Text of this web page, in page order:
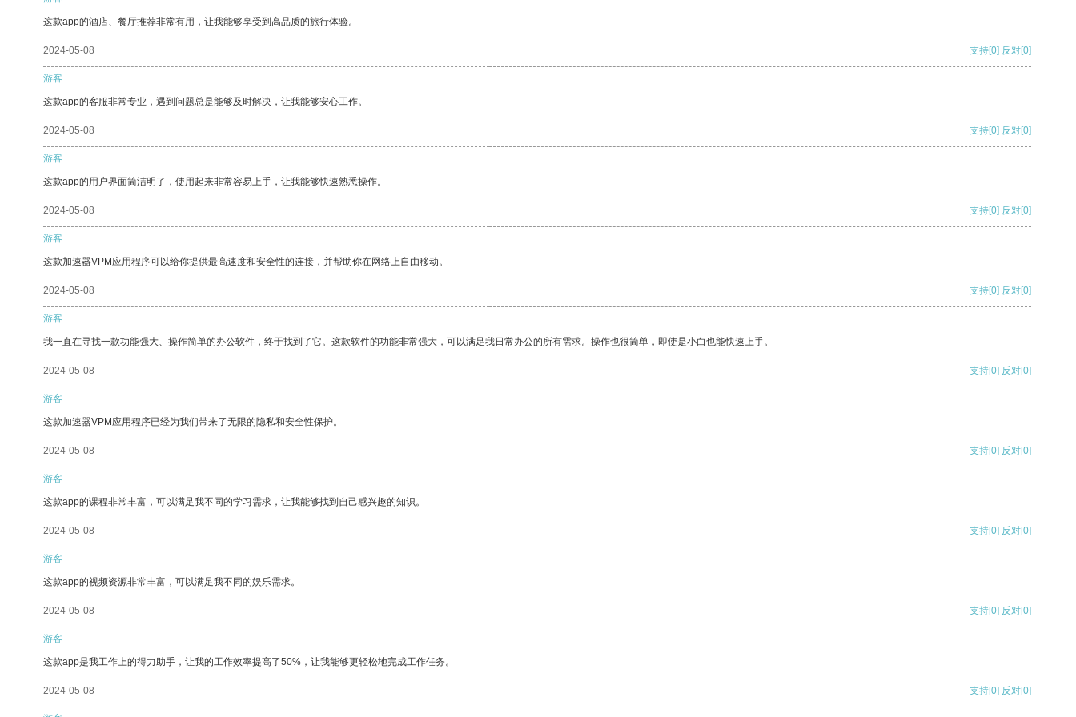
这款app的酒店、餐厅推荐非常有用，让我能够享受到高品质的旅行体验。
2024-05-08 支持[0] 反对[0]
游客
这款app的客服非常专业，遇到问题总是能够及时解决，让我能够安心工作。
2024-05-08 支持[0] 反对[0]
游客
这款app的用户界面简洁明了，使用起来非常容易上手，让我能够快速熟悉操作。
2024-05-08 支持[0] 反对[0]
游客
这款加速器VPM应用程序可以给你提供最高速度和安全性的连接，并帮助你在网络上自由移动。
2024-05-08 支持[0] 反对[0]
游客
我一直在寻找一款功能强大、操作简单的办公软件，终于找到了它。这款软件的功能非常强大，可以满足我日常办公的所有需求。操作也很简单，即使是小白也能快速上手。
2024-05-08 支持[0] 反对[0]
游客
这款加速器VPM应用程序已经为我们带来了无限的隐私和安全性保护。
2024-05-08 支持[0] 反对[0]
游客
这款app的课程非常丰富，可以满足我不同的学习需求，让我能够找到自己感兴趣的知识。
2024-05-08 支持[0] 反对[0]
游客
这款app的视频资源非常丰富，可以满足我不同的娱乐需求。
2024-05-08 支持[0] 反对[0]
游客
这款app是我工作上的得力助手，让我的工作效率提高了50%，让我能够更轻松地完成工作任务。
2024-05-08 支持[0] 反对[0]